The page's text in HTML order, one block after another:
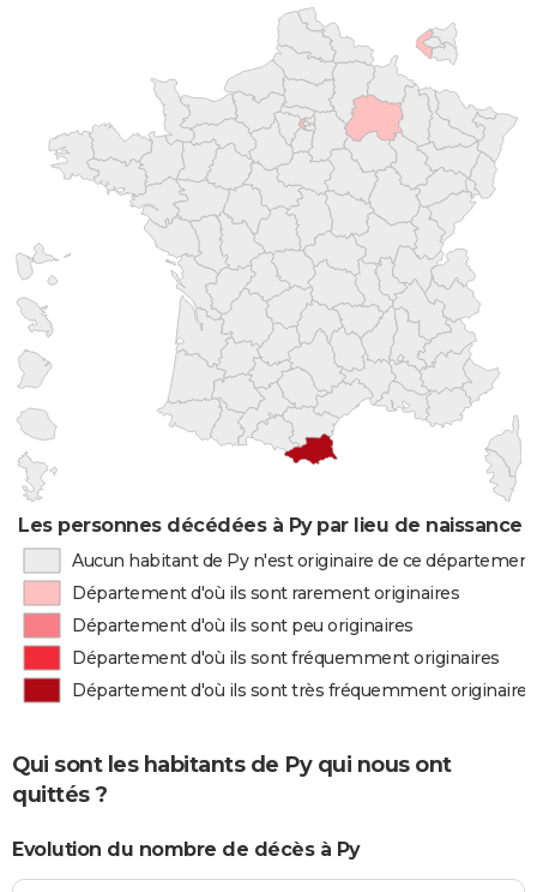
Les personnes décédées à Py par lieu de naissance
Aucun habitant de Py n'est originaire de ce département
Département d'où ils sont rarement originaires
Département d'où ils sont peu originaires
Département d'où ils sont fréquemment originaires
Département d'où ils sont très fréquemment originaires
Qui sont les habitants de Py qui nous ont
quittés ?
Evolution du nombre de décès à Py